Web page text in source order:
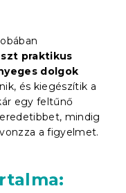
praktikus
dolgok
és kiegészítik a
egy feltűnő
mindig
a figyelmet.